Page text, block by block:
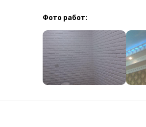
Фото работ: